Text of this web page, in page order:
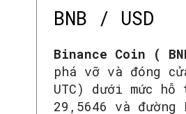
BNB / USD
Binance Coin (
phá vỡ và đóng
UTC) dưới mức
29,5646 và đường